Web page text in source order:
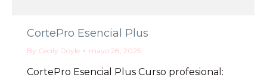
CortePro Esencial Plus
By Cecily Doyle mayo 28, 2025
CortePro Esencial Plus Curso profesional: